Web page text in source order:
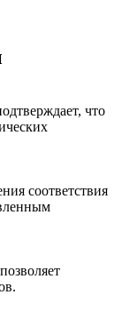
что
соответствия